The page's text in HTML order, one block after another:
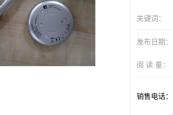
关键词：
发布日期：
阅 读 量：
销售电话：